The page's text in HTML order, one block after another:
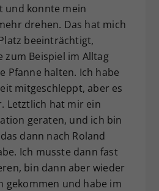
und konnte mein
drehen. Das hat mich
beeinträchtigt,
zum Beispiel im Alltag
Pfanne halten. Ich habe
mitgeschleppt, aber es
Letztlich hat mir ein
geraten, und ich bin
dann nach Roland
Ich musste dann fast
bin dann aber wieder
gekommen und habe im